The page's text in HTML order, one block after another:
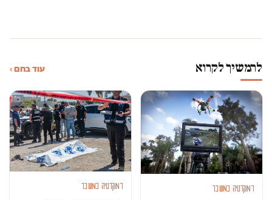
להמשיך לקרוא עוד בחם ›
דמוקרטיה במשבר דמוקרטיה במשבר